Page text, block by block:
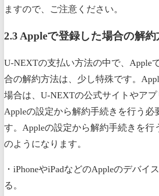
ますので、ご注意ください。
2.3 Appleで登録した場合の解約
U-NEXTの支払い方法の中で、Apple
合の解約方法は、少し特殊です。
場合は、U-NEXTの公式サイトやアプ
Appleの設定から解約手続きを行う必
す。Appleの設定から解約手続きを行
のようになります。
・iPhoneやiPadなどのAppleのデバイ
る。